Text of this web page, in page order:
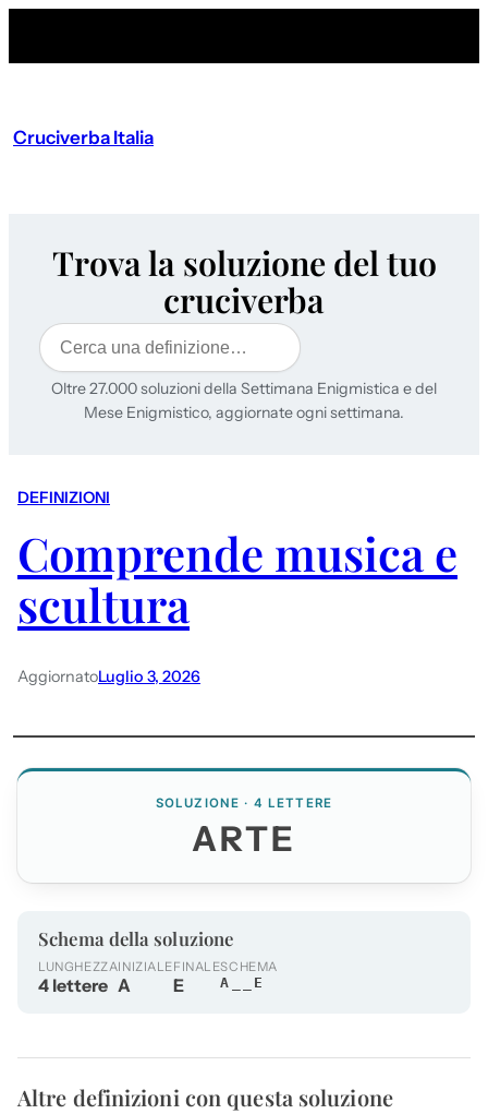
Cruciverba Italia
Trova la soluzione del tuo
cruciverba
Cerca
Oltre 27.000 soluzioni della Settimana Enigmistica e del
Mese Enigmistico, aggiornate ogni settimana.
DEFINIZIONI
Comprende musica e
scultura
AggiornatoLuglio 3, 2026
SOLUZIONE · 4 LETTERE
ARTE
Schema della soluzione
LUNGHEZZA
4 lettere
INIZIALE
A
FINALE
E
SCHEMA
A__E
Altre definizioni con questa soluzione